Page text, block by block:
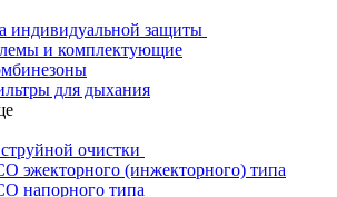
индивидуальной защиты
и комплектующие
для дыхания
очистки
эжекторного (инжекторного) типа
напорного типа